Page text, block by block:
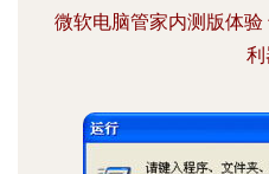
微软电脑管家内测版体
利